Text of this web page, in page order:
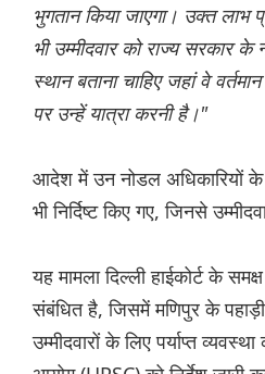
भुगतान किया जाएगा। उक्त लाभ
भी उम्मीदवार को राज्य सरकार
स्थान बताना चाहिए जहां वे
पर उन्हें यात्रा करनी है।"
आदेश में उन नोडल अधिकारियों
भी निर्दिष्ट किए गए, जिनसे
यह मामला दिल्ली हाईकोर्ट के
संबंधित है, जिसमें मणिपुर के
उम्मीदवारों के लिए पर्याप्त